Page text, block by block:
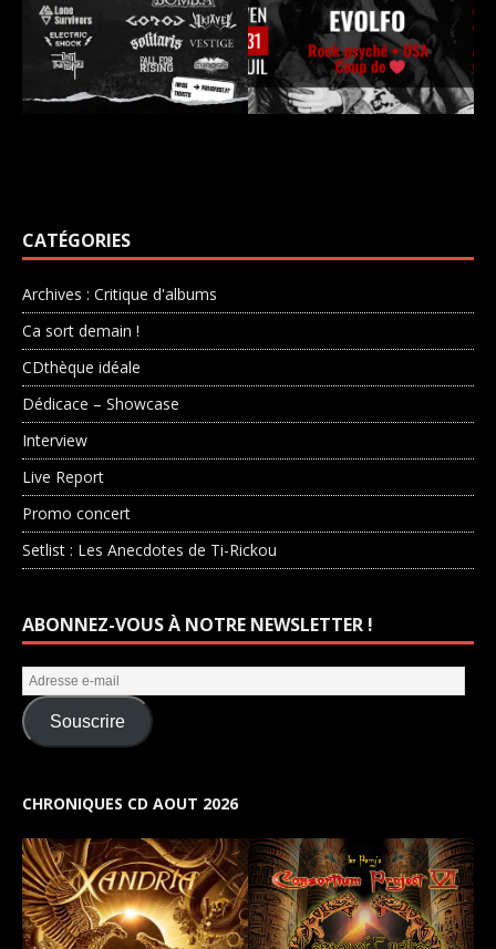
CATÉGORIES
Archives : Critique d'albums
Ca sort demain !
CDthèque idéale
Dédicace – Showcase
Interview
Live Report
Promo concert
Setlist : Les Anecdotes de Ti-Rickou
ABONNEZ-VOUS À NOTRE NEWSLETTER !
Souscrire
CHRONIQUES CD AOUT 2026